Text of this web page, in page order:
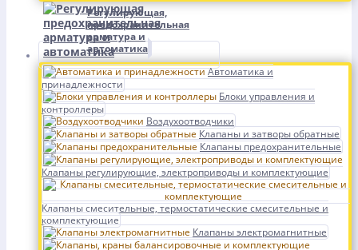
Регулирующая,
предохранительная
арматура и
автоматика
Автоматика и
принадлежности
Блоки управления и
контроллеры
Воздухоотводчики
Клапаны и затворы обратные
Клапаны предохранительные
Клапаны регулирующие, электроприводы и комплектующие
Клапаны смесительные, термостатические смесительные и
комплектующие
Клапаны электромагнитные